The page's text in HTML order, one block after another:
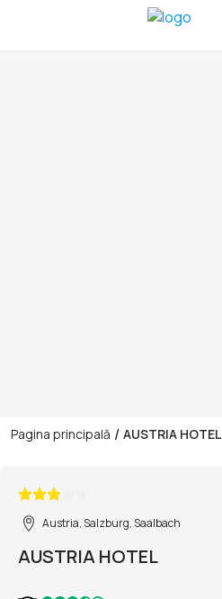
Pagina principală / AUSTRIA HOTEL
Austria, Salzburg, Saalbach
AUSTRIA HOTEL